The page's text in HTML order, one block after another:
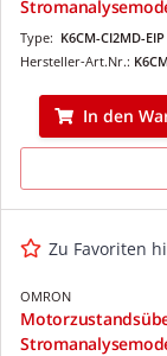
Type: K6CM-CI2MD-EIP
Hersteller-Art.Nr.:
In den
Zu Favoriten
OMRON